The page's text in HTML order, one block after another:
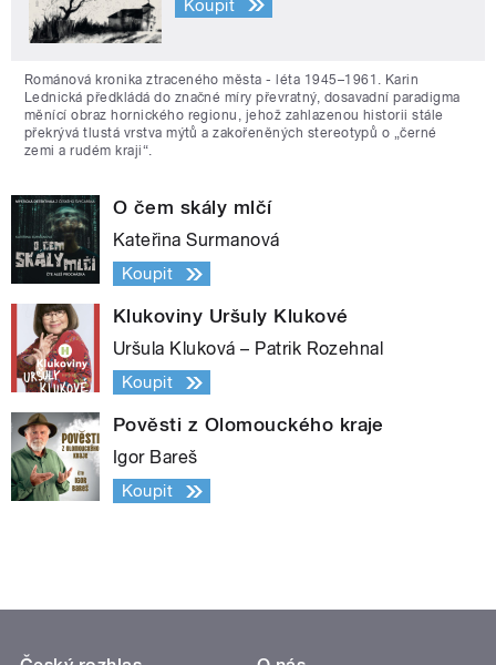
Koupit
Románová kronika ztraceného města - léta 1945–1961. Karin
Lednická předkládá do značné míry převratný, dosavadní paradigma
měnící obraz hornického regionu, jehož zahlazenou historii stále
překrývá tlustá vrstva mýtů a zakořeněných stereotypů o „černé
zemi a rudém kraji“.
O čem skály mlčí
Kateřina Surmanová
Koupit
Klukoviny Uršuly Klukové
Uršula Kluková – Patrik Rozehnal
Koupit
Pověsti z Olomouckého kraje
Igor Bareš
Koupit